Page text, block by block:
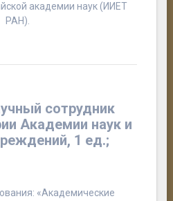
академии наук (ИИЕТ
РАН).
сотрудник
Академии наук и
1 ед.;
«Академические